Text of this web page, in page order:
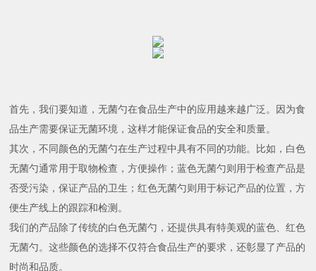
首先，我们要知道，无菌勺在食品生产中的应用越来越广泛。因为食
品生产需要保证无菌环境，这样才能保证食品的安全和质量。
其次，不同颜色的无菌勺在生产过程中具有不同的功能。比如，白色
无菌勺通常用于取物检查，方便操作；蓝色无菌勺则用于检查产品是
否受污染，保证产品的卫生；红色无菌勺则用于标记产品的位置，方
便生产线上的跟踪和检测。
我们的产品除了传统的白色无菌勺，还提供具有特美观的蓝色、红色
无菌勺。这些颜色的选择不仅符合食品生产的要求，还彰显了产品的
时尚和品质。